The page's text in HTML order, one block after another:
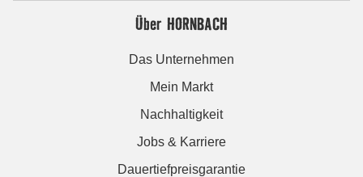
Über HORNBACH
Das Unternehmen
Mein Markt
Nachhaltigkeit
Jobs & Karriere
Dauertiefpreisgarantie